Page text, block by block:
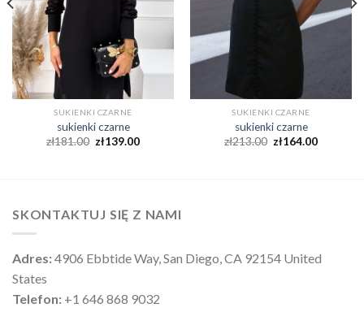
SUKIENKI CZARNE
sukienki czarne
zł181.00 zł139.00
SUKIENKI CZARNE
sukienki czarne
zł213.00 zł164.00
SKONTAKTUJ SIĘ Z NAMI
Adres:4906 Ebbtide Way, San Diego, CA 92154 United
States
Telefon: +1 646 868 9032